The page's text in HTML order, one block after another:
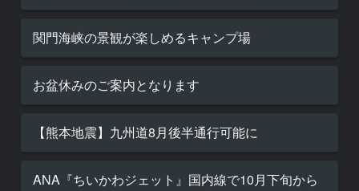
関門海峡の景観が楽しめるキャンプ場
お盆休みのご案内となります
【熊本地震】九州道8月後半通行可能に
ANA『ちいかわジェット』国内線で10月下旬から